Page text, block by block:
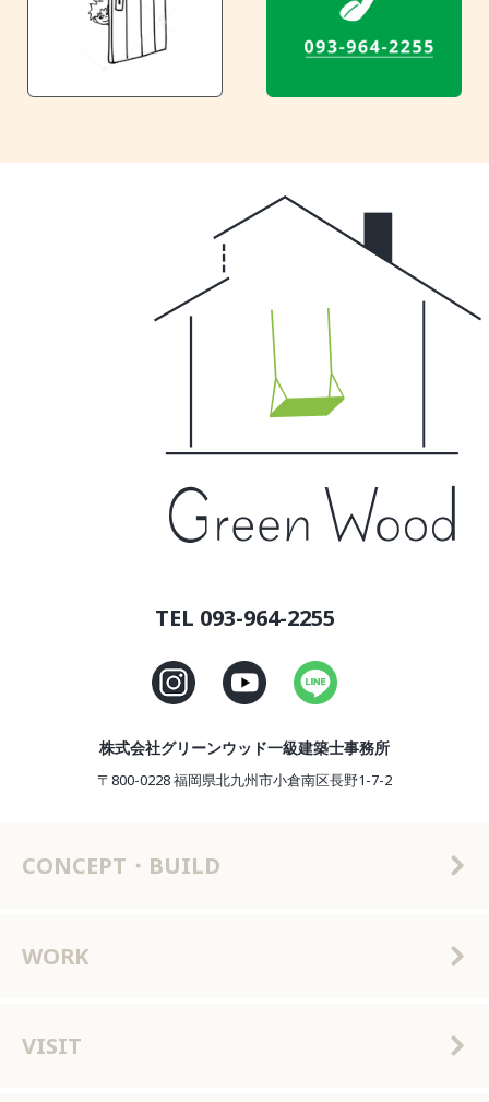
TEL 093-964-2255
株式会社グリーンウッド一級建築士事務所
〒800-0228 福岡県北九州市小倉南区長野1-7-2
CONCEPT・BUILD
WORK
VISIT